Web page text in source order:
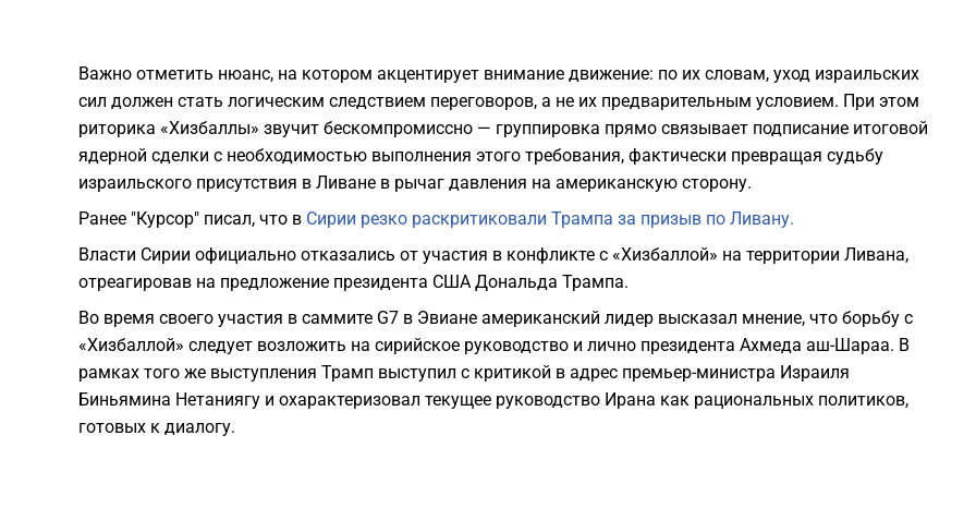
​Важно отметить нюанс, на котором акцентирует внимание движение: по их словам, уход израильских
сил должен стать логическим следствием переговоров, а не их предварительным условием. При этом
риторика «Хизбаллы» звучит бескомпромиссно — группировка прямо связывает подписание итоговой
ядерной сделки с необходимостью выполнения этого требования, фактически превращая судьбу
израильского присутствия в Ливане в рычаг давления на американскую сторону.
Ранее "Курсор" писал, что в Сирии резко раскритиковали Трампа за призыв по Ливану.
Власти Сирии официально отказались от участия в конфликте с «Хизбаллой» на территории Ливана,
отреагировав на предложение президента США Дональда Трампа.
Во время своего участия в саммите G7 в Эвиане американский лидер высказал мнение, что борьбу с
«Хизбаллой» следует возложить на сирийское руководство и лично президента Ахмеда аш-Шараа. В
рамках того же выступления Трамп выступил с критикой в адрес премьер-министра Израиля
Биньямина Нетаниягу и охарактеризовал текущее руководство Ирана как рациональных политиков,
готовых к диалогу.